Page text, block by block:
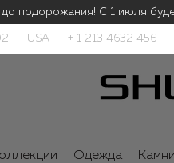
подорожания! С 1 июля
USA + 1 213 4632 456
Одежда Камни